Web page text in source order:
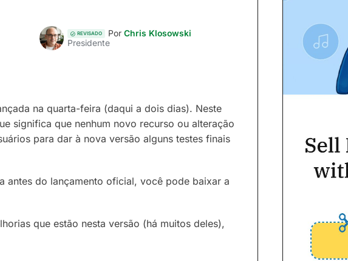
REVISADO Por Chris Klosowski
Presidente
na quarta-feira (daqui a dois dias). Neste
significa que nenhum novo recurso ou alteração
para dar à nova versão alguns testes finais
antes do lançamento oficial, você pode baixar a
que estão nesta versão (há muitos deles),